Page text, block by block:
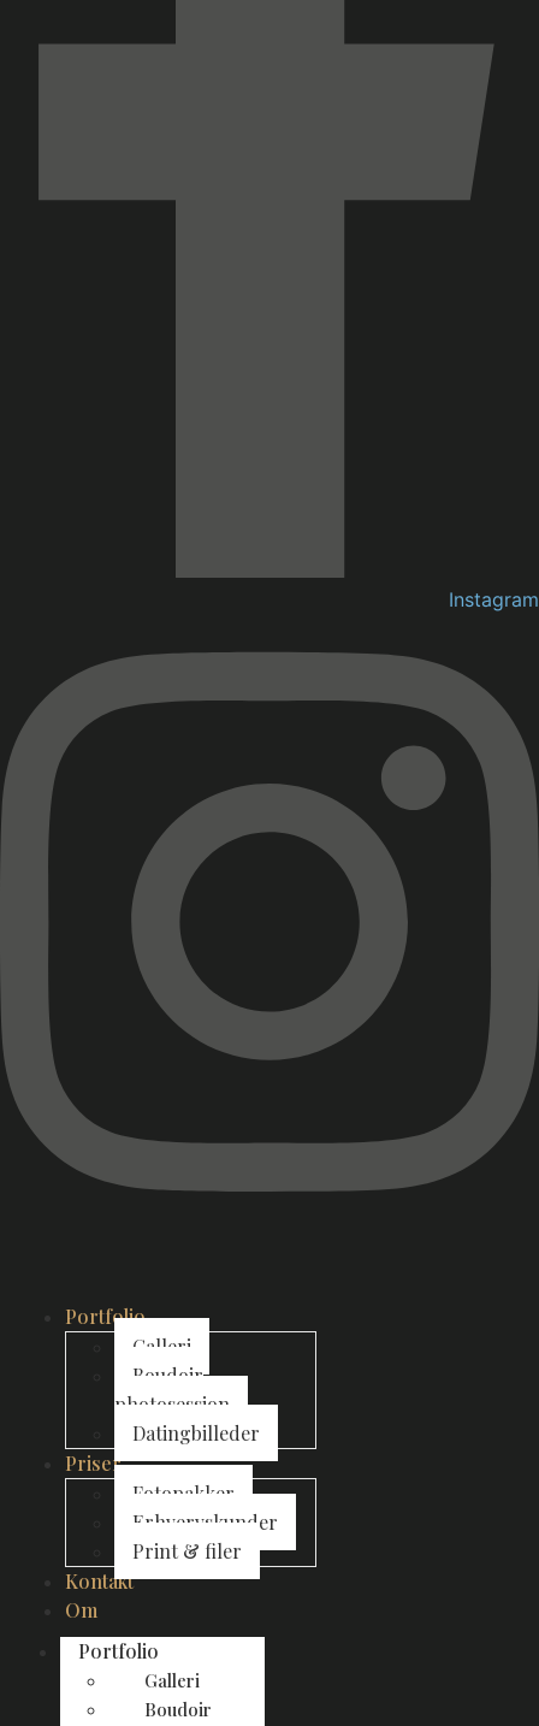
Instagram
Portfolio
Galleri
Boudoir
photosession
Datingbilleder
Priser
Fotopakker
Erhvervskunder
Print & filer
Kontakt
Om
Portfolio
Galleri
Boudoir